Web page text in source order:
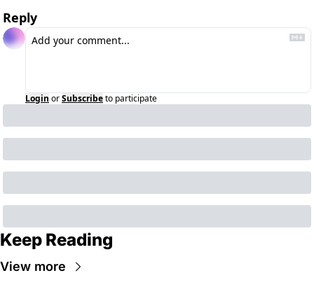
Reply
Login orSubscribeto participate
Keep Reading
View more